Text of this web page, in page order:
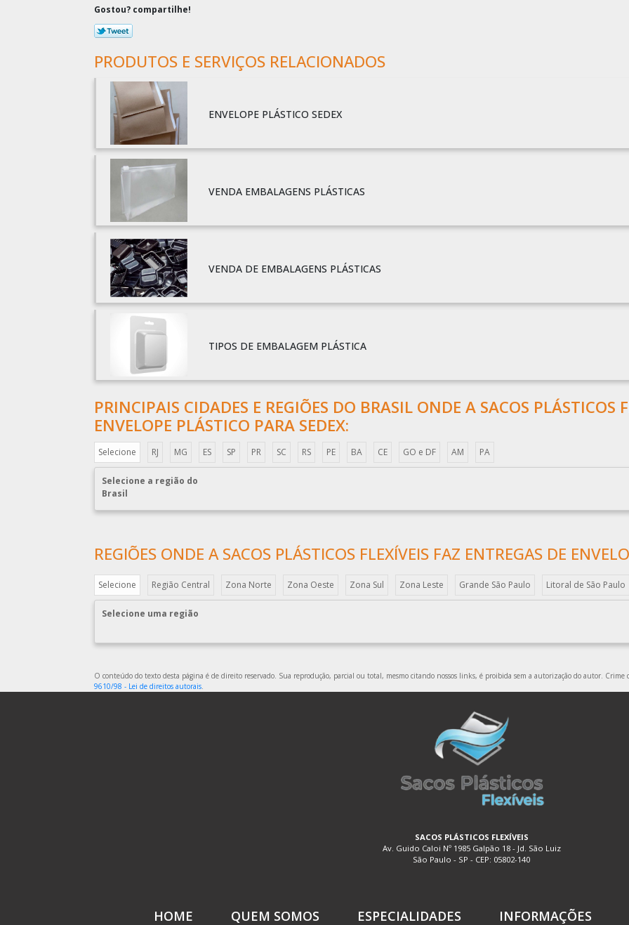
Gostou? compartilhe!
PRODUTOS E SERVIÇOS RELACIONADOS
ENVELOPE PLÁSTICO SEDEX
VENDA EMBALAGENS PLÁSTICAS
VENDA DE EMBALAGENS PLÁSTICAS
TIPOS DE EMBALAGEM PLÁSTICA
PRINCIPAIS CIDADES E REGIÕES DO BRASIL ONDE A SACOS PLÁSTICOS
ENVELOPE PLÁSTICO PARA SEDEX:
Selecione RJ MG ES SP PR SC RS PE BA CE GO e DF AM PA
Selecione a região do
Brasil
REGIÕES ONDE A SACOS PLÁSTICOS FLEXÍVEIS FAZ ENTREGAS DE
Selecione Região Central Zona Norte Zona Oeste Zona Sul Zona Leste Grande São Paulo Litoral de São Paulo
Selecione uma região
O conteúdo do texto desta página é de direito reservado. Sua reprodução, parcial ou total, mesmo citando nossos links, é proibida sem a autorização do autor.
9610/98 - Lei de direitos autorais.
SACOS PLÁSTICOS FLEXÍVEIS
Av. Guido Caloi Nº 1985 Galpão 18 - Jd. São Luiz
São Paulo - SP - CEP: 05802-140
HOME QUEM SOMOS ESPECIALIDADES INFORMAÇÕES